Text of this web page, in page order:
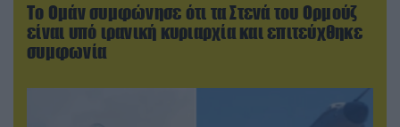
Το Ομάν συμφώνησε ότι τα Στενά του Ορμούζ
είναι υπό ιρανική κυριαρχία και επιτεύχθηκε
συμφωνία